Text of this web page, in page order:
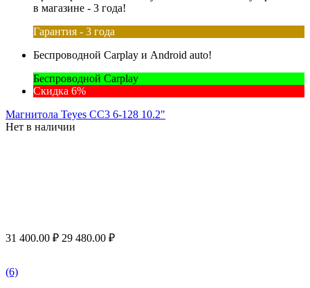
в магазине - 3 года!
Гарантия - 3 года
Беспроводной Carplay и Android auto!
Беспроводной Carplay
Скидка 6%
Магнитола Teyes CC3 6-128 10.2"
Нет в наличии
31 400.00 ₽ 29 480.00 ₽
(6)